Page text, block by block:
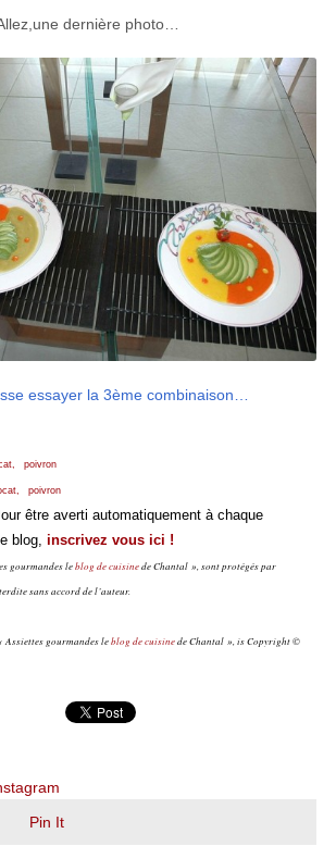
dernière photo…
essayer la 3ème combinaison…
poivron
poivron
être averti automatiquement à chaque
blog, inscrivez vous ici !
gourmandes leblog de cuisinede Chantal », sont protégés par
sans accord de l’auteur.
gourmandes leblog de cuisinede Chantal », is Copyright ©
Pin It